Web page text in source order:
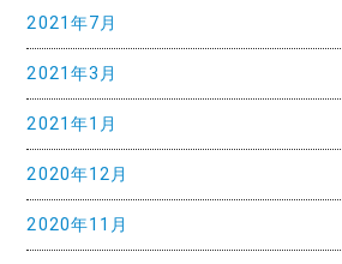
2021年7月
2021年3月
2021年1月
2020年12月
2020年11月